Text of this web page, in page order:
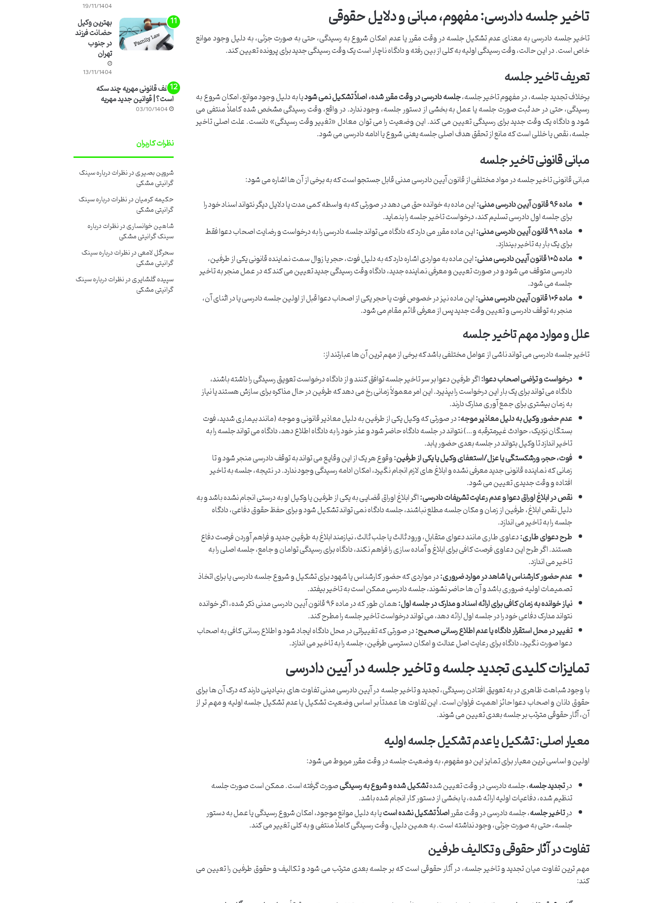
تاخیر جلسه دادرسی: مفهوم، مبانی و دلایل حقوقی
تاخیر جلسه دادرسی به معنای عدم تشکیل جلسه در وقت مقرر یا عدم امکان شروع به رسیدگی، حتی به صورت جزئی، به دلیل وجود موانع
خاص است. در این حالت، وقت رسیدگی اولیه به کلی از بین رفته و دادگاه ناچار است یک وقت رسیدگی جدید برای پرونده تعیین کند.
تعریف تاخیر جلسه
برخلاف تجدید جلسه، در مفهوم تاخیر جلسه،جلسه دادرسی در وقت مقرر شده، اصلاً تشکیل نمی شودیا به دلیل وجود موانع، امکان شروع به
رسیدگی، حتی در حد ثبت صورت جلسه یا عمل به بخشی از دستور جلسه، وجود ندارد. در واقع، وقت رسیدگی مشخص شده کاملاً منتفی می
شود و دادگاه یک وقت جدید برای رسیدگی تعیین می کند. این وضعیت را می توان معادل «تغییر وقت رسیدگی» دانست. علت اصلی تاخیر
جلسه، نقص یا خللی است که مانع از تحقق هدف اصلی جلسه یعنی شروع یا ادامه دادرسی می شود.
مبانی قانونی تاخیر جلسه
مبانی قانونی تاخیر جلسه در مواد مختلفی از قانون آیین دادرسی مدنی قابل جستجو است که به برخی از آن ها اشاره می شود:
ماده ۹۶ قانون آیین دادرسی مدنی:
این ماده به خوانده حق می دهد در صورتی که به واسطه کمی مدت یا دلایل دیگر نتواند اسناد خود را
برای جلسه اول دادرسی تسلیم کند، درخواست تاخیر جلسه را بنماید.
ماده ۹۹ قانون آیین دادرسی مدنی:
این ماده مقرر می دارد که دادگاه می تواند جلسه دادرسی را به درخواست و رضایت اصحاب دعوا فقط
برای یک بار به تاخیر بیندازد.
ماده ۱۰۵ قانون آیین دادرسی مدنی:
این ماده به مواردی اشاره دارد که به دلیل فوت، حجر یا زوال سمت نماینده قانونی یکی از طرفین،
دادرسی متوقف می شود و در صورت تعیین و معرفی نماینده جدید، دادگاه وقت رسیدگی جدید تعیین می کند که در عمل منجر به تاخیر
جلسه می شود.
ماده ۱۰۶ قانون آیین دادرسی مدنی:
این ماده نیز در خصوص فوت یا حجر یکی از اصحاب دعوا قبل از اولین جلسه دادرسی یا در اثنای آن،
منجر به توقف دادرسی و تعیین وقت جدید پس از معرفی قائم مقام می شود.
علل و موارد مهم تاخیر جلسه
تاخیر جلسه دادرسی می تواند ناشی از عوامل مختلفی باشد که برخی از مهم ترین آن ها عبارتند از:
درخواست و تراضی اصحاب دعوا:اگر طرفین دعوا بر سر تاخیر جلسه توافق کنند و از دادگاه درخواست تعویق رسیدگی را داشته باشند،
دادگاه می تواند برای یک بار این درخواست را بپذیرد. این امر معمولاً زمانی رخ می دهد که طرفین در حال مذاکره برای سازش هستند یا نیاز
به زمان بیشتری برای جمع آوری مدارک دارند.
عدم حضور وکیل به دلیل معاذیر موجه:در صورتی که وکیل یکی از طرفین به دلیل معاذیر قانونی و موجه (مانند بیماری شدید، فوت
بستگان نزدیک، حوادث غیرمترقبه و…) نتواند در جلسه دادگاه حاضر شود و عذر خود را به دادگاه اطلاع دهد، دادگاه می تواند جلسه را به
تاخیر اندازد تا وکیل بتواند در جلسه بعدی حضور یابد.
فوت، حجر، ورشکستگی یا عزل/استعفای وکیل یا یکی از طرفین:وقوع هر یک از این وقایع می تواند به توقف دادرسی منجر شود و تا
زمانی که نماینده قانونی جدید معرفی نشده و ابلاغ های لازم انجام نگیرد، امکان ادامه رسیدگی وجود ندارد. در نتیجه، جلسه به تاخیر
افتاده و وقت جدیدی تعیین می شود.
نقص در ابلاغ اوراق دعوا و عدم رعایت تشریفات دادرسی:اگر ابلاغ اوراق قضایی به یکی از طرفین یا وکیل او به درستی انجام نشده باشد و به
دلیل نقص ابلاغ، طرفین از زمان و مکان جلسه مطلع نباشند، جلسه دادگاه نمی تواند تشکیل شود و برای حفظ حقوق دفاعی، دادگاه
جلسه را به تاخیر می اندازد.
طرح دعوای طاری:دعاوی طاری مانند دعوای متقابل، ورود ثالث یا جلب ثالث، نیازمند ابلاغ به طرفین جدید و فراهم آوردن فرصت دفاع
هستند. اگر طرح این دعاوی فرصت کافی برای ابلاغ و آماده سازی را فراهم نکند، دادگاه برای رسیدگی توامان و جامع، جلسه اصلی را به
تاخیر می اندازد.
عدم حضور کارشناس یا شاهد در موارد ضروری:در مواردی که حضور کارشناس یا شهود برای تشکیل و شروع جلسه دادرسی یا برای اتخاذ
تصمیمات اولیه ضروری باشد و آن ها حاضر نشوند، جلسه دادرسی ممکن است به تاخیر بیفتد.
نیاز خوانده به زمان کافی برای ارائه اسناد و مدارک در جلسه اول:
همان طور که در ماده ۹۶ قانون آیین دادرسی مدنی ذکر شده، اگر خوانده
نتواند مدارک دفاعی خود را در جلسه اول ارائه دهد، می تواند درخواست تاخیر جلسه را مطرح کند.
تغییر در محل استقرار دادگاه یا عدم اطلاع رسانی صحیح:در صورتی که تغییراتی در محل دادگاه ایجاد شود و اطلاع رسانی کافی به اصحاب
دعوا صورت نگیرد، دادگاه برای رعایت اصل عدالت و امکان دسترسی طرفین، جلسه را به تاخیر می اندازد.
تمایزات کلیدی تجدید جلسه و تاخیر جلسه در آیین دادرسی
با وجود شباهت ظاهری در به تعویق افتادن رسیدگی، تجدید و تاخیر جلسه در آیین دادرسی مدنی تفاوت های بنیادینی دارند که درک آن ها برای
حقوق دانان و اصحاب دعوا حائز اهمیت فراوان است. این تفاوت ها عمدتاً بر اساس وضعیت تشکیل یا عدم تشکیل جلسه اولیه و مهم تر از
آن، آثار حقوقی مترتب بر جلسه بعدی تعیین می شوند.
معیار اصلی: تشکیل یا عدم تشکیل جلسه اولیه
اولین و اساسی ترین معیار برای تمایز این دو مفهوم، به وضعیت جلسه در وقت مقرر مربوط می شود:
درتجدید جلسه، جلسه دادرسی در وقت تعیین شدهتشکیل شده و شروع به رسیدگیصورت گرفته است. ممکن است صورت جلسه
تنظیم شده، دفاعیات اولیه ارائه شده، یا بخشی از دستور کار انجام شده باشد.
درتاخیر جلسه، جلسه دادرسی در وقت مقرراصلاً تشکیل نشده استیا به دلیل موانع موجود، امکان شروع رسیدگی یا عمل به دستور
جلسه، حتی به صورت جزئی، وجود نداشته است. به همین دلیل، وقت رسیدگی کاملاً منتفی و به کلی تغییر می کند.
تفاوت در آثار حقوقی و تکالیف طرفین
مهم ترین تفاوت میان تجدید و تاخیر جلسه، در آثار حقوقی است که بر جلسه بعدی مترتب می شود و تکالیف و حقوق طرفین را تعیین می
کند:
19/11/1404
بهترین وکیل
حضانت فرزند
در جنوب
تهران
13/11/1404
سقف قانونی مهریه چند سکه
است؟ | قوانین جدید مهریه
03/10/1404
نظرات کاربران
شروین بصیریدرنظرات درباره سینک
گرانیتی مشکی
حکیمه کرمیاندرنظرات درباره سینک
گرانیتی مشکی
شاهین خوانساریدرنظرات درباره
سینک گرانیتی مشکی
سحرگل لامعیدرنظرات درباره سینک
گرانیتی مشکی
سپیده گلشایریدرنظرات درباره سینک
گرانیتی مشکی